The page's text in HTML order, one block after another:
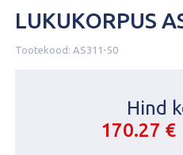
LUKUKORPUS
Tootekood: AS311-50
Hind
170.27 €